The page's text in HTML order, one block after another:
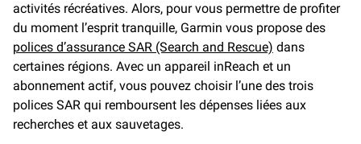
activités récréatives. Alors, pour vous permettre de profiter
du moment l’esprit tranquille, Garmin vous propose des
polices d’assurance SAR (Search and Rescue) dans
certaines régions. Avec un appareil inReach et un
abonnement actif, vous pouvez choisir l’une des trois
polices SAR qui remboursent les dépenses liées aux
recherches et aux sauvetages.